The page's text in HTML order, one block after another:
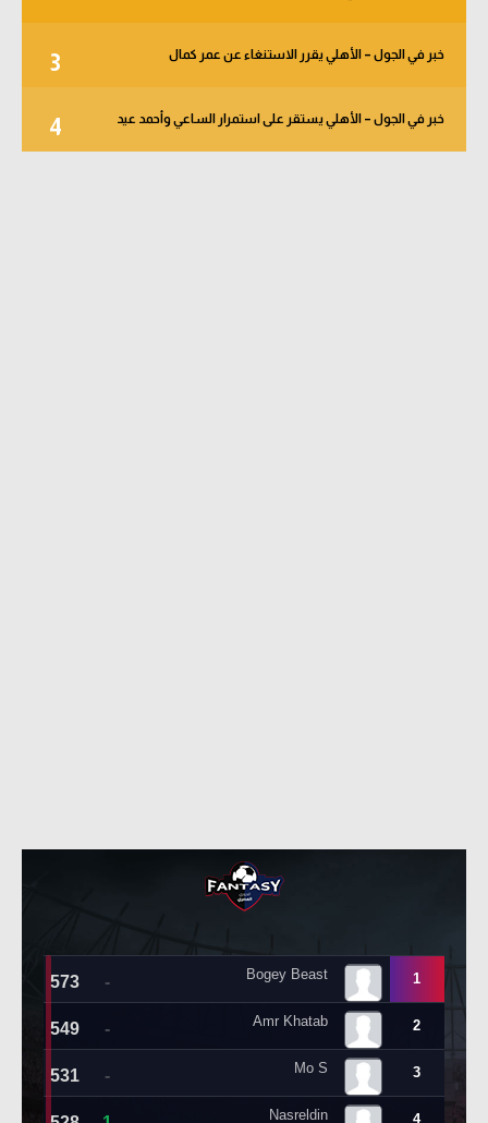
3 خبر في الجول – الأهلي يقرر الاستنغاء عن عمر كمال
4 خبر في الجول – الأهلي يستقر على استمرار الساعي وأحمد عيد